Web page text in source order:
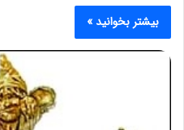
بیشتر بخوانید »